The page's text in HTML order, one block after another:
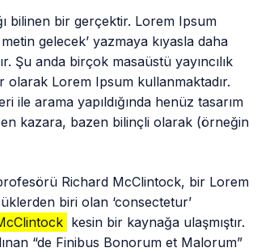
bilinen bir gerçektir. Lorem Ipsum
gelecek’ yazmaya kıyasla daha
Şu anda birçok masaüstü yayıncılık
olarak Lorem Ipsum kullanmaktadır.
ile arama yapıldığında henüz tasarım
kazara, bazen bilinçli olarak (örneğin
Richard McClintock, bir Lorem
biri olan ‘consectetur’
kesin bir kaynağa ulaşmıştır.
“de Finibus Bonorum et Malorum”